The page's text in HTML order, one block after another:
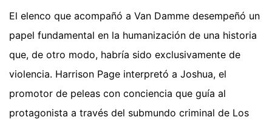
El elenco que acompañó a Van Damme desempeñó un
papel fundamental en la humanización de una historia
que, de otro modo, habría sido exclusivamente de
violencia. Harrison Page interpretó a Joshua, el
promotor de peleas con conciencia que guía al
protagonista a través del submundo criminal de Los